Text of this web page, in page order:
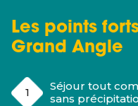
Les points
Grand Angle
Séjour tout
sans